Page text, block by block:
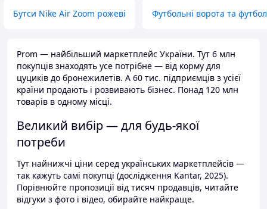
Бутси Nike Air Zoom рожеві Футбольні ворота та
Prom — найбільший маркетплейс України. Тут 6 млн
покупців знаходять усе потрібне — від корму для
цуциків до бронежилетів. А 60 тис. підприємців з усієї
країни продають і розвивають бізнес. Понад 120 млн
товарів в одному місці.
Великий вибір — для будь-якої
потреби
Тут найнижчі ціни серед українських маркетплейсів —
так кажуть самі покупці (дослідження Kantar, 2025).
Порівнюйте пропозиції від тисяч продавців, читайте
відгуки з фото і відео, обирайте найкраще.